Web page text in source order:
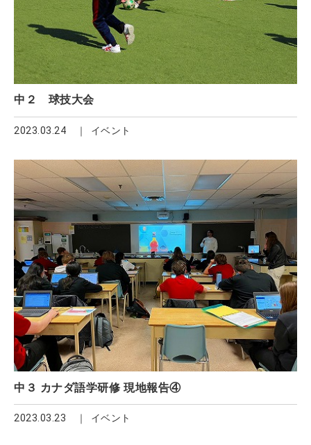
中２ 球技大会
2023.03.24 イベント
中３ カナダ語学研修 現地報告④
2023.03.23 イベント